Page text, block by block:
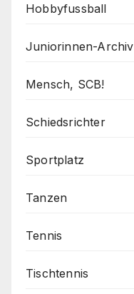
Hobbyfussball
Juniorinnen-Archiv
Mensch, SCB!
Schiedsrichter
Sportplatz
Tanzen
Tennis
Tischtennis